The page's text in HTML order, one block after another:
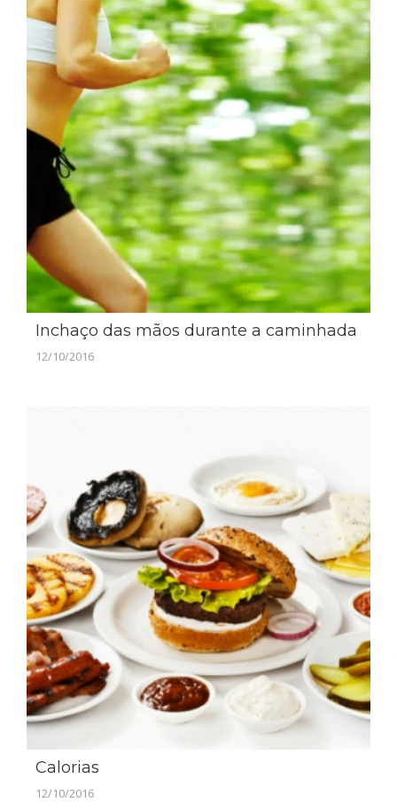
Inchaço das mãos durante a caminhada
12/10/2016
Calorias
12/10/2016